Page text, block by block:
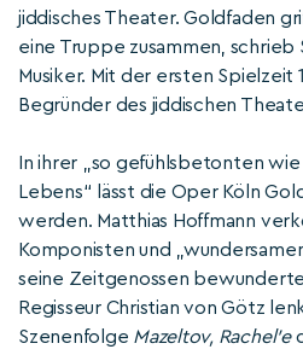
jiddisches Theater. Goldfaden
eine Truppe zusammen,
Musiker. Mit der ersten Spielzeit
Begründer des jiddischen
In ihrer „so gefühlsbetonten
Lebens“ lässt die Oper Köln
werden. Matthias Hoffmann
Komponisten und
seine Zeitgenossen
Regisseur Christian von Götz
Szenenfolge Mazeltov, Rachel’e